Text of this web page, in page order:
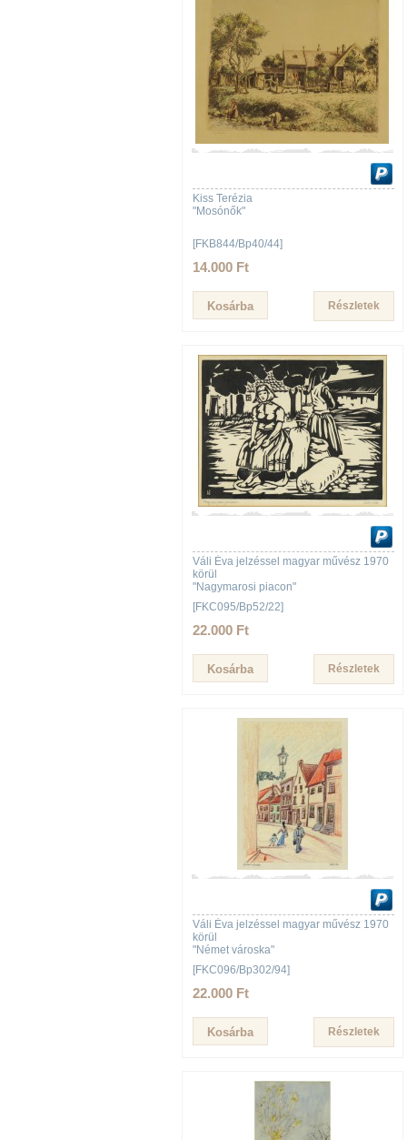
Kiss Terézia
"Mosónők"
[FKB844/Bp40/44]
14.000 Ft
Részletek
Váli Éva jelzéssel magyar művész 1970
körül
"Nagymarosi piacon"
[FKC095/Bp52/22]
22.000 Ft
Részletek
Váli Éva jelzéssel magyar művész 1970
körül
"Német városka"
[FKC096/Bp302/94]
22.000 Ft
Részletek